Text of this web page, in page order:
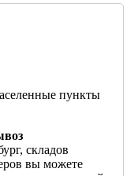
пункты
складов
вы можете